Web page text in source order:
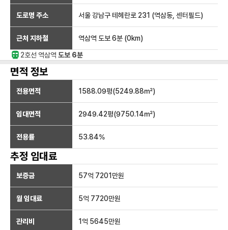
도로명 주소 서울 강남구 테헤란로 231 (역삼동, 센터필드)
근처 지하철 역삼역 도보 6분 (0km)
2호선 역삼역 도보 6분
면적 정보
전용면적 1588.09평(5249.88㎡)
임대면적 2949.42평(9750.14㎡)
전용률 53.84%
추정 임대료
보증금 57억 7201만원
월 임대료 5억 7720만원
관리비 1억 5645만원